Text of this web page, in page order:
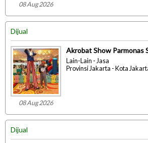
08 Aug 2026
Dijual
08 Aug 2026
Akrobat Show Parmonas
Lain-Lain - Jasa
Provinsi Jakarta - Kota
Dijual